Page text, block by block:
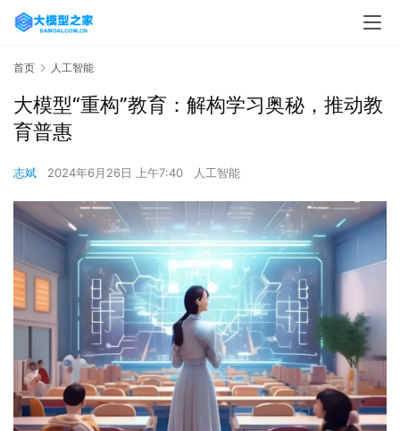
首页 人工智能
大模型“重构”教育：解构学习奥秘，推动教
育普惠
志斌 2024年6月26日 上午7:40 人工智能